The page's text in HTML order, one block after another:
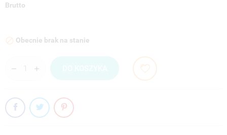
Brutto
 Obecnie brak na stanie